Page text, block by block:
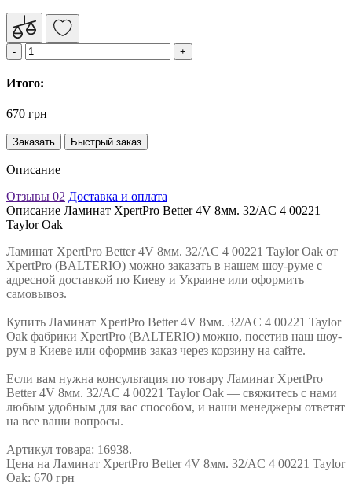
Итого:
670 грн
Заказать Быстрый заказ
Описание
Отзывы 02 Доставка и оплата
Описание Ламинат XpertPro Better 4V 8мм. 32/AC 4 00221
Taylor Oak
Ламинат XpertPro Better 4V 8мм. 32/AC 4 00221 Taylor Oak от
XpertPro (BALTERIO) можно заказать в нашем шоу-руме с
адресной доставкой по Киеву и Украине или оформить
самовывоз.
Купить Ламинат XpertPro Better 4V 8мм. 32/AC 4 00221 Taylor
Oak фабрики XpertPro (BALTERIO) можно, посетив наш шоу-
рум в Киеве или оформив заказ через корзину на сайте.
Если вам нужна консультация по товару Ламинат XpertPro
Better 4V 8мм. 32/AC 4 00221 Taylor Oak — свяжитесь с нами
любым удобным для вас способом, и наши менеджеры ответят
на все ваши вопросы.
Артикул товара: 16938.
Цена на Ламинат XpertPro Better 4V 8мм. 32/AC 4 00221 Taylor
Oak: 670 грн